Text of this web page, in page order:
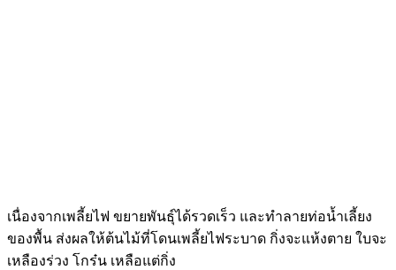
เนื่องจากเพลี้ยไฟ ขยายพันธุ์ได้รวดเร็ว และทำลายท่อน้ำเลี้ยง
ของพื้น ส่งผลให้ต้นไม้ที่โดนเพลี้ยไฟระบาด กิ่งจะแห้งตาย ใบจะ
เหลืองร่วง โกร๋น เหลือแต่กิ่ง